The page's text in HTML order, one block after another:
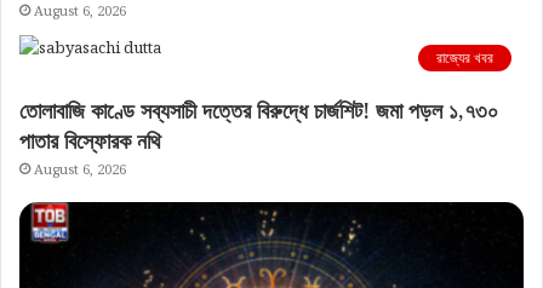
August 6, 2026
রাজ্যের খবর
তোলাবাজি কাণ্ডে সব্যসাচী দত্তের বিরুদ্ধে চার্জশিট! জমা পড়ল ১,৭৩০
পাতার বিস্ফোরক নথি
August 6, 2026